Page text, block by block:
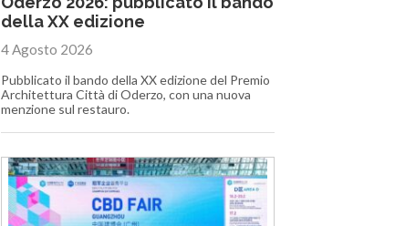
della XX edizione
4 Agosto 2026
Pubblicato il bando della XX edizione del Premio
Architettura Città di Oderzo, con una nuova
menzione sul restauro.